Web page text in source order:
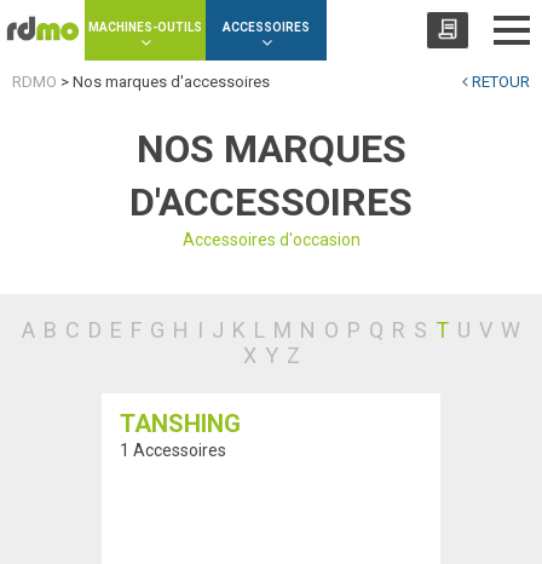
MACHINES-OUTILS ACCESSOIRES
RETOUR
RDMO > Nos marques d'accessoires
NOS MARQUES
D'ACCESSOIRES
Accessoires d'occasion
A B C D E F G H I J K L M N O P Q R S T U V W
X Y Z
TANSHING
1 Accessoires